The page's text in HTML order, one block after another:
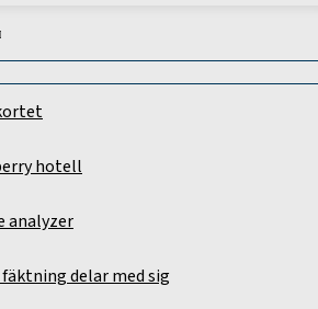
hotell
analyzer
fäktning delar med sig